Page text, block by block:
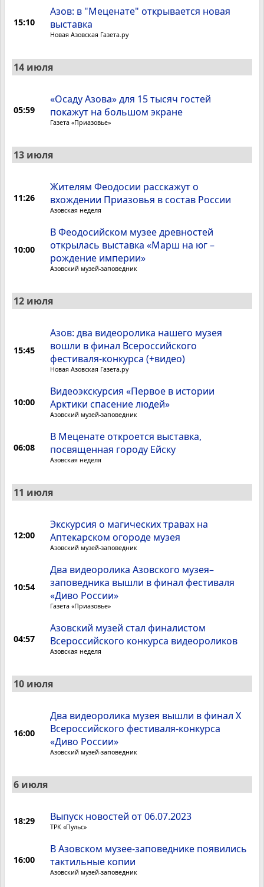
15:10
Азов: в "Меценате" открывается новая
выставка
Новая Азовская Газета.ру
14 июля
05:59
«Осаду Азова» для 15 тысяч гостей
покажут на большом экране
Газета «Приазовье»
13 июля
11:26
Жителям Феодосии расскажут о
вхождении Приазовья в состав России
Азовская неделя
10:00
В Феодосийском музее древностей
открылась выставка «Марш на юг –
рождение империи»
Азовский музей-заповедник
12 июля
15:45
Азов: два видеоролика нашего музея
вошли в финал Всероссийского
фестиваля-конкурса (+видео)
Новая Азовская Газета.ру
10:00
Видеоэкскурсия «Первое в истории
Арктики спасение людей»
Азовский музей-заповедник
06:08
В Меценате откроется выставка,
посвященная городу Ейску
Азовская неделя
11 июля
12:00
Экскурсия о магических травах на
Аптекарском огороде музея
Азовский музей-заповедник
10:54
Два видеоролика Азовского музея–
заповедника вышли в финал фестиваля
«Диво России»
Газета «Приазовье»
04:57
Азовский музей стал финалистом
Всероссийского конкурса видеороликов
Азовская неделя
10 июля
16:00
Два видеоролика музея вышли в финал X
Всероссийского фестиваля-конкурса
«Диво России»
Азовский музей-заповедник
6 июля
18:29 Выпуск новостей от 06.07.2023
ТРК «Пульс»
16:00
В Азовском музее-заповеднике появились
тактильные копии
Азовский музей-заповедник